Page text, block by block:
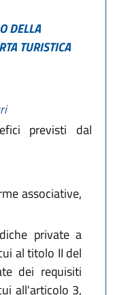
DELLA
TURISTICA
previsti dal
associative,
private a
al titolo II del
dei requisiti
all'articolo 3,